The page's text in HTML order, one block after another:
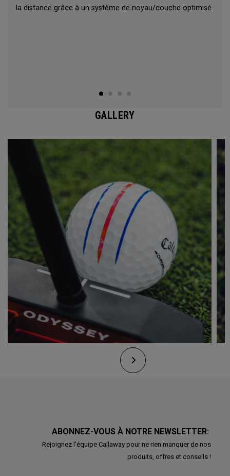
la distance grâce à un système de noyau/couche optimisé.
GALLERY
ABONNEZ-VOUS À NOTRE NEWSLETTER:
Rejoignez l'équipe Callaway pour ne rien manquer de nos
produits, offres et conseils !